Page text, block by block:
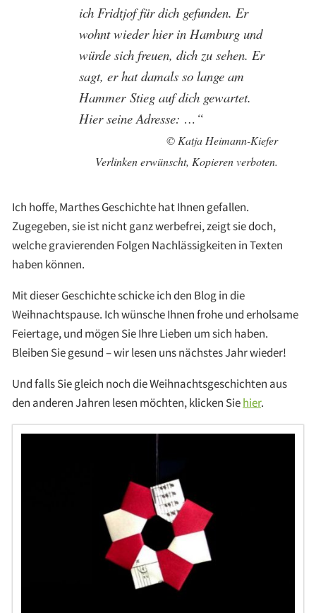
ich Fridtjof für dich gefunden. Er
wohnt wieder hier in Hamburg und
würde sich freuen, dich zu sehen. Er
sagt, er hat damals so lange am
Hammer Stieg auf dich gewartet.
Hier seine Adresse: …“
© Katja Heimann-Kiefer
Verlinken erwünscht, Kopieren verboten.
Ich hoffe, Marthes Geschichte hat Ihnen gefallen.
Zugegeben, sie ist nicht ganz werbefrei, zeigt sie doch,
welche gravierenden Folgen Nachlässigkeiten in Texten
haben können.
Mit dieser Geschichte schicke ich den Blog in die
Weihnachtspause. Ich wünsche Ihnen frohe und erholsame
Feiertage, und mögen Sie Ihre Lieben um sich haben.
Bleiben Sie gesund – wir lesen uns nächstes Jahr wieder!
Und falls Sie gleich noch die Weihnachtsgeschichten aus
den anderen Jahren lesen möchten, klicken Siehier.